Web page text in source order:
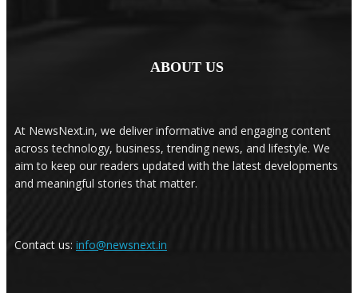
ABOUT US
At NewsNext.in, we deliver informative and engaging content
across technology, business, trending news, and lifestyle. We
aim to keep our readers updated with the latest developments
and meaningful stories that matter.
Contact us: info@newsnext.in